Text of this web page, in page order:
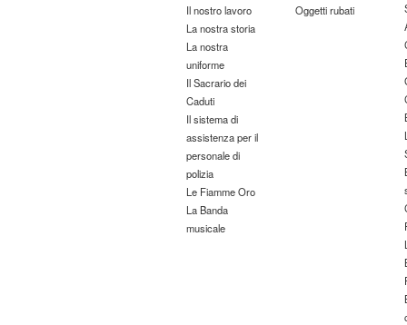
Il nostro lavoro
La nostra storia
La nostra
uniforme
Il Sacrario dei
Caduti
Il sistema di
assistenza per il
personale di
polizia
Le Fiamme Oro
La Banda
musicale
Oggetti rubati